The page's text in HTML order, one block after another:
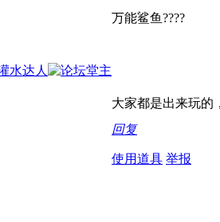
万能鲨鱼????
大家都是出来玩的
回复
使用道具 举报